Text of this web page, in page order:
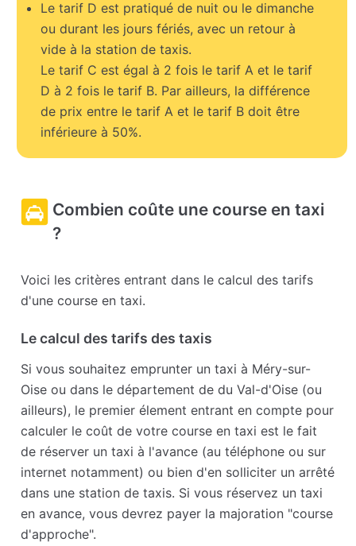
Le tarif D est pratiqué de nuit ou le dimanche
ou durant les jours fériés, avec un retour à
vide à la station de taxis.
Le tarif C est égal à 2 fois le tarif A et le tarif
D à 2 fois le tarif B. Par ailleurs, la différence
de prix entre le tarif A et le tarif B doit être
inférieure à 50%.
Combien coûte une course en taxi
?
Voici les critères entrant dans le calcul des tarifs
d'une course en taxi.
Le calcul des tarifs des taxis
Si vous souhaitez emprunter un taxi à Méry-sur-
Oise ou dans le département de du Val-d'Oise (ou
ailleurs), le premier élement entrant en compte pour
calculer le coût de votre course en taxi est le fait
de réserver un taxi à l'avance (au téléphone ou sur
internet notamment) ou bien d'en solliciter un arrêté
dans une station de taxis. Si vous réservez un taxi
en avance, vous devrez payer la majoration "course
d'approche".